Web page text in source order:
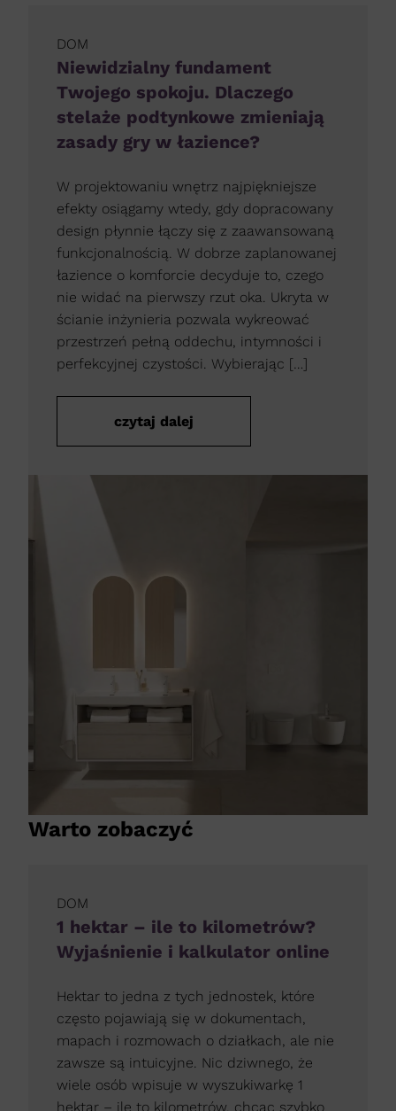
DOM
Niewidzialny fundament
Twojego spokoju. Dlaczego
stelaże podtynkowe zmieniają
zasady gry w łazience?
W projektowaniu wnętrz najpiękniejsze
efekty osiągamy wtedy, gdy dopracowany
design płynnie łączy się z zaawansowaną
funkcjonalnością. W dobrze zaplanowanej
łazience o komforcie decyduje to, czego
nie widać na pierwszy rzut oka. Ukryta w
ścianie inżynieria pozwala wykreować
przestrzeń pełną oddechu, intymności i
perfekcyjnej czystości. Wybierając […]
czytaj dalej
Warto zobaczyć
DOM
1 hektar – ile to kilometrów?
Wyjaśnienie i kalkulator online
Hektar to jedna z tych jednostek, które
często pojawiają się w dokumentach,
mapach i rozmowach o działkach, ale nie
zawsze są intuicyjne. Nic dziwnego, że
wiele osób wpisuje w wyszukiwarkę 1
hektar – ile to kilometrów, chcąc szybko